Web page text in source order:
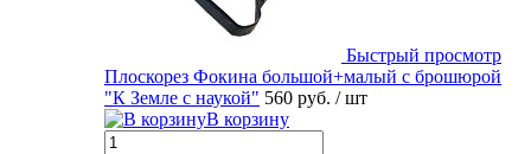
Быстрый просмотр
Плоскорез Фокина большой+малый с брошюрой
"К Земле с наукой" 560 руб. / шт
В корзину